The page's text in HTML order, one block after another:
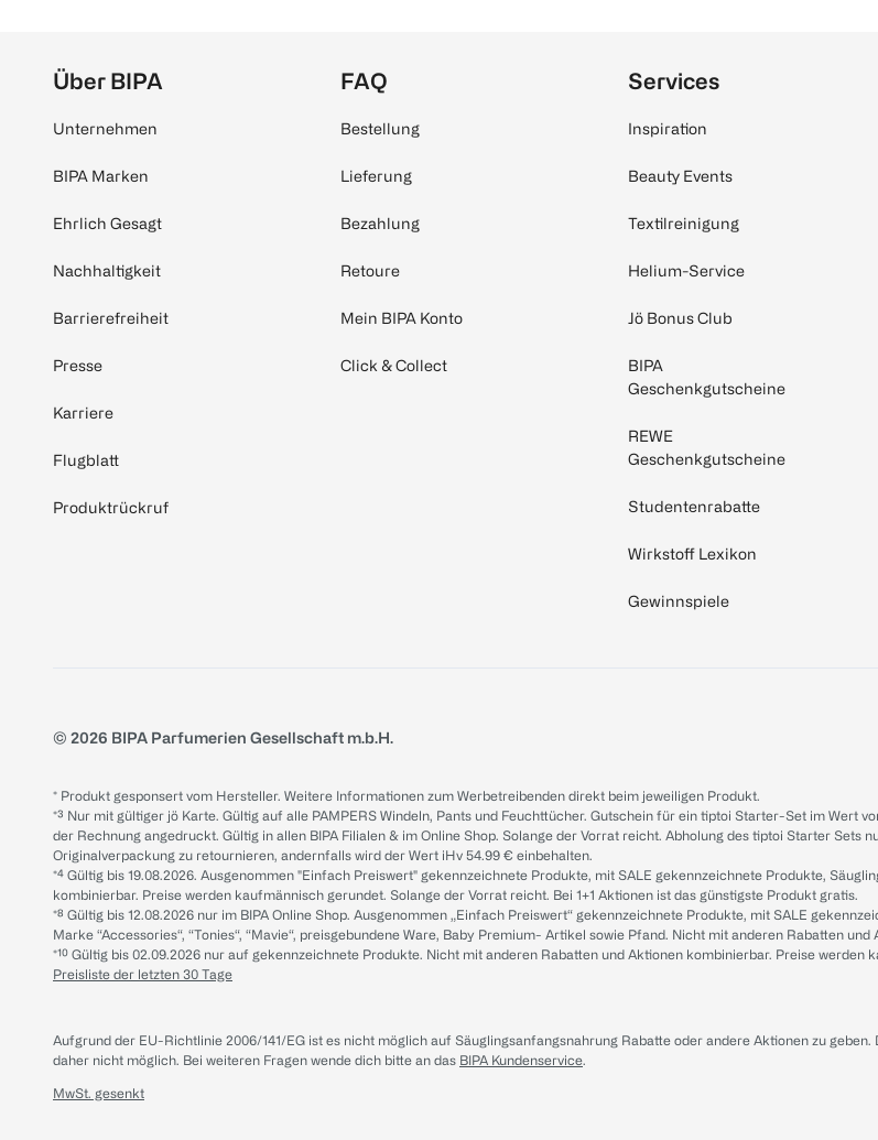
Über BIPA
Unternehmen
BIPA Marken
Ehrlich Gesagt
Nachhaltigkeit
Barrierefreiheit
Presse
Karriere
Flugblatt
Produktrückruf
FAQ
Bestellung
Lieferung
Bezahlung
Retoure
Mein BIPA Konto
Click & Collect
Services
Inspiration
Beauty Events
Textilreinigung
Helium-Service
Jö Bonus Club
BIPA
Geschenkgutscheine
REWE
Geschenkgutscheine
Studentenrabatte
Wirkstoff Lexikon
Gewinnspiele
© 2026 BIPA Parfumerien Gesellschaft m.b.H.
* Produkt gesponsert vom Hersteller. Weitere Informationen zum Werbetreibenden direkt beim jeweiligen Produkt.
*³ Nur mit gültiger jö Karte. Gültig auf alle PAMPERS Windeln, Pants und Feuchttücher. Gutschein für ein tiptoi Starter-Set im Wert
der Rechnung angedruckt. Gültig in allen BIPA Filialen & im Online Shop. Solange der Vorrat reicht. Abholung des tiptoi Starter
Originalverpackung zu retournieren, andernfalls wird der Wert iHv 54.99 € einbehalten.
*⁴ Gültig bis 19.08.2026. Ausgenommen "Einfach Preiswert" gekennzeichnete Produkte, mit SALE gekennzeichnete Produkte,
kombinierbar. Preise werden kaufmännisch gerundet. Solange der Vorrat reicht. Bei 1+1 Aktionen ist das günstigste Produkt gratis.
*⁸ Gültig bis 12.08.2026 nur im BIPA Online Shop. Ausgenommen „Einfach Preiswert“ gekennzeichnete Produkte, mit SALE
Marke “Accessories“, “Tonies“, “Mavie“, preisgebundene Ware, Baby Premium- Artikel sowie Pfand. Nicht mit anderen Rabatten
*¹⁰ Gültig bis 02.09.2026 nur auf gekennzeichnete Produkte. Nicht mit anderen Rabatten und Aktionen kombinierbar. Preise werden
Preisliste der letzten 30 Tage
Aufgrund der EU-Richtlinie 2006/141/EG ist es nicht möglich auf Säuglingsanfangsnahrung Rabatte oder andere Aktionen zu
daher nicht möglich. Bei weiteren Fragen wende dich bitte an das BIPA Kundenservice.
MwSt. gesenkt